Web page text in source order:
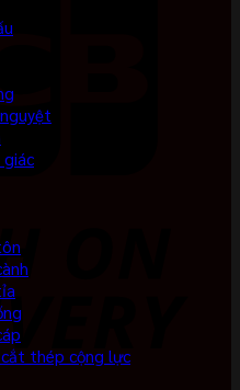
thép cộng lực